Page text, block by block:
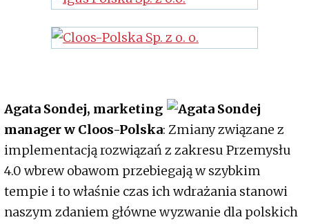
Agata Sondej, marketing
manager w Cloos-Polska: Zmiany związane z
implementacją rozwiązań z zakresu Przemysłu
4.0 wbrew obawom przebiegają w szybkim
tempie i to właśnie czas ich wdrażania stanowi
naszym zdaniem główne wyzwanie dla polskich